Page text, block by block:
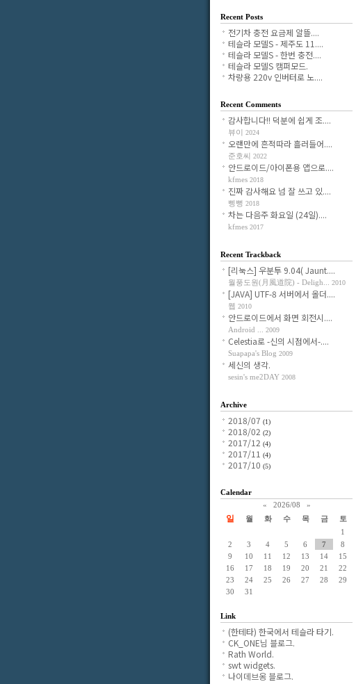
Recent Posts
전기차 충전 요금제 알뜰....
테슬라 모델S - 제주도 11....
테슬라 모델S - 한번 충전....
테슬라 모델S 캠퍼모드.
차량용 220v 인버터로 노....
Recent Comments
감사합니다!! 덕분에 쉽게 조....
뷰이 2024
오랜만에 흔적따라 흘러들어....
준호씨 2022
안드로이드/아이폰용 앱으로....
kfmes 2018
진짜 감사해요 넘 잘 쓰고 있....
삥뻥 2018
차는 다음주 화요일 (24일)....
kfmes 2017
Recent Trackback
[리눅스] 우분투 9.04( Jaunt....
월풍도원(月風道院) - Deligh... 2010
[JAVA] UTF-8 서버에서 올더....
웹 2010
안드로이드에서 화면 회전시....
Android ... 2009
Celestia로 -신의 시점에서-....
Suapapa's Blog 2009
세신의 생각.
sesin's me2DAY 2008
Archive
2018/07 (1)
2018/02 (2)
2017/12 (4)
2017/11 (4)
2017/10 (5)
Calendar
«
2026/08 »
일 월 화 수 목 금
토
1
2
3 4 5 6 7
8
9
10 11 12 13 14
15
16
17 18 19 20 21
22
23
24 25 26 27 28
29
30
31
Link
(한테타) 한국에서 테슬라 타기.
CK_ONE님 블로그.
Rath World.
swt widgets.
나이데브옹 블로그.